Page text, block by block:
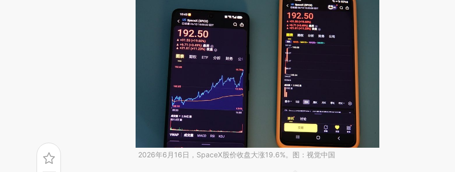
2026年6月16日，SpaceX股价收盘大涨19.6%。图：视觉中国